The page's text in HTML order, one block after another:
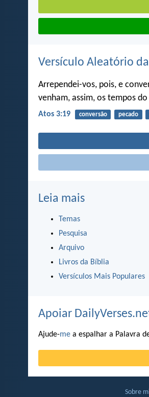
Versículo Aleatório
Arrependei-vos, pois, e
venham, assim, os tempos
Atos 3:19 conversão pecado
Leia mais
Temas
Pesquisa
Arquivo
Livros da Bíblia
Versículos Mais Populares
Apoiar
Ajude-me a espalhar a Palavra
Sobre